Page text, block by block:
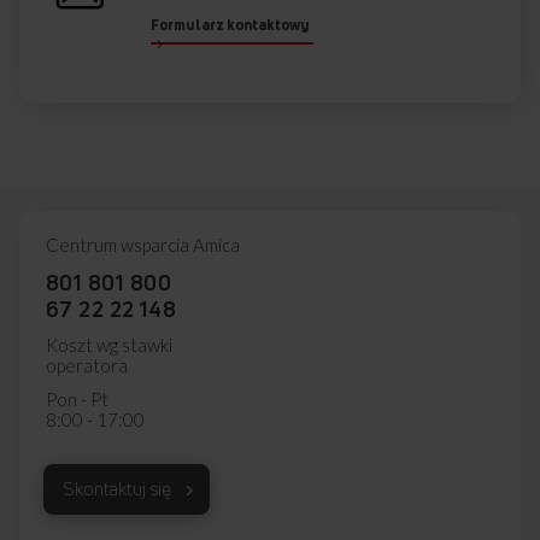
Formularz kontaktowy
Centrum wsparcia Amica
801 801 800
67 22 22 148
Koszt wg stawki
operatora
Pon - Pt
8:00 - 17:00
Skontaktuj się